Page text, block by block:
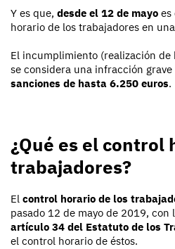
Y es que, desde el 12 de mayo es
horario de los trabajadores en
El incumplimiento (realización de
se considera una infracción grave
sanciones de hasta 6.250 euros.
¿Qué es el control
trabajadores?
El control horario de los
pasado 12 de mayo de 2019, con
artículo 34 del Estatuto de los
el control horario de éstos.